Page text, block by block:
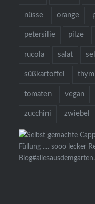
nüsse orange
petersilie pilze
rucola salat
süßkartoffel
tomaten vegan
zucchini zwiebel